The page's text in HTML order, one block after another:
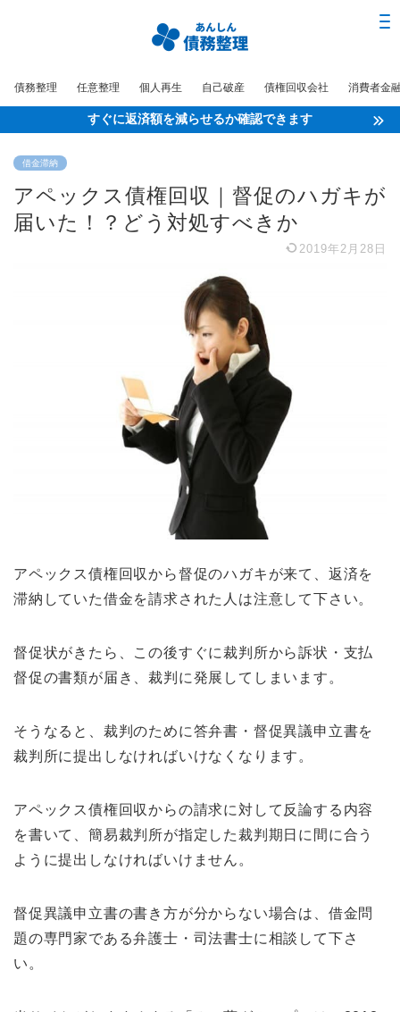
債務整理 任意整理 個人再生 自己破産 債権回収会社 消費者金
すぐに返済額を減らせるか確認できます
借金滞納
アペックス債権回収｜督促のハガキが
届いた！？どう対処すべきか
2019年2月28日
アペックス債権回収から督促のハガキが来て、返済を
滞納していた借金を請求された人は注意して下さい。
督促状がきたら、この後すぐに裁判所から訴状・支払
督促の書類が届き、裁判に発展してしまいます。
そうなると、裁判のために答弁書・督促異議申立書を
裁判所に提出しなければいけなくなります。
アペックス債権回収からの請求に対して反論する内容
を書いて、簡易裁判所が指定した裁判期日に間に合う
ように提出しなければいけません。
督促異議申立書の書き方が分からない場合は、借金問
題の専門家である弁護士・司法書士に相談して下さ
い。